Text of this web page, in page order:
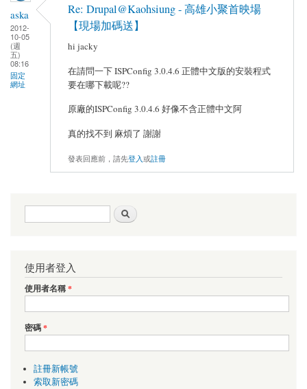
aska
2012-
10-05
(週
五)
08:16
固定
網址
Re: Drupal@Kaohsiung - 高雄小聚首映場
【現場加碼送】
hi jacky
在請問一下 ISPConfig 3.0.4.6 正體中文版的安裝程式
要在哪下載呢??
原廠的ISPConfig 3.0.4.6 好像不含正體中文阿
真的找不到 麻煩了 謝謝
發表回應前，請先登入或註冊
搜尋表單
使用者登入
使用者名稱*
密碼*
註冊新帳號
索取新密碼